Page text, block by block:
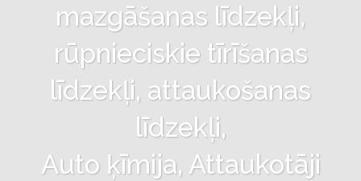
mazgāšanas līdzekļi,
rūpnieciskie tīrīšanas
līdzekļi, attaukošanas
līdzekļi,
Auto ķīmija, Attaukotāji